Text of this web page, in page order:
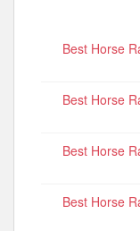
Best Horse
Best Horse
Best Horse
Best Horse